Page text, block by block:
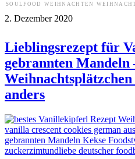
SOULFOOD
WEIHNACHTEN
2. Dezember 2020
Lieblingsrezept für
gebrannten Mandeln
anders